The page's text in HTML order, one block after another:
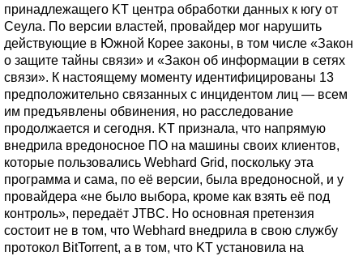
принадлежащего KT центра обработки данных к югу от
Сеула. По версии властей, провайдер мог нарушить
действующие в Южной Корее законы, в том числе «Закон
о защите тайны связи» и «Закон об информации в сетях
связи». К настоящему моменту идентифицированы 13
предположительно связанных с инцидентом лиц — всем
им предъявлены обвинения, но расследование
продолжается и сегодня. KT признала, что напрямую
внедрила вредоносное ПО на машины своих клиентов,
которые пользовались Webhard Grid, поскольку эта
программа и сама, по её версии, была вредоносной, и у
провайдера «не было выбора, кроме как взять её под
контроль», передаёт JTBC. Но основная претензия
состоит не в том, что Webhard внедрила в свою службу
протокол BitTorrent, а в том, что KT установила на